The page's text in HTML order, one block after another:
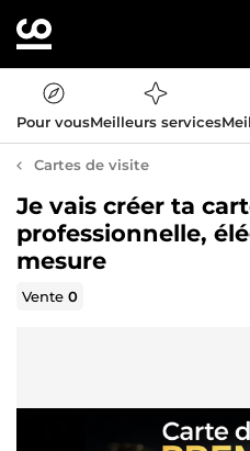
Pour vousMeilleurs services
Cartes de visite
Je vais créer ta
professionnelle,
mesure
Vente0